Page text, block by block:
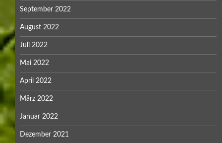
September 2022
August 2022
Juli 2022
Mai 2022
April 2022
März 2022
Januar 2022
Dezember 2021